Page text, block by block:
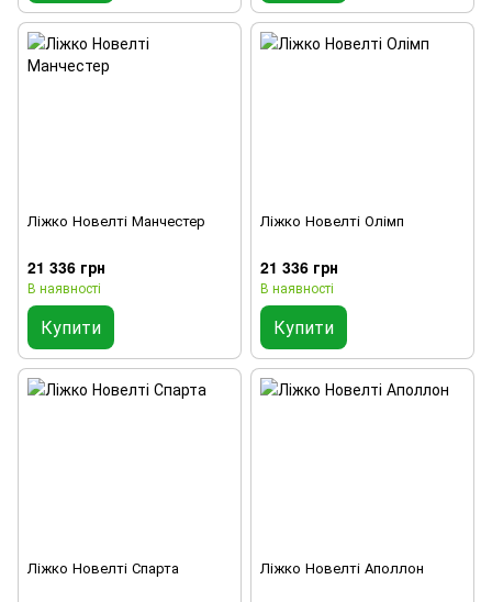
Ліжко Новелті Манчестер
21 336 грн
В наявності
Купити
Ліжко Новелті Олімп
21 336 грн
В наявності
Купити
Ліжко Новелті Спарта Ліжко Новелті Аполлон